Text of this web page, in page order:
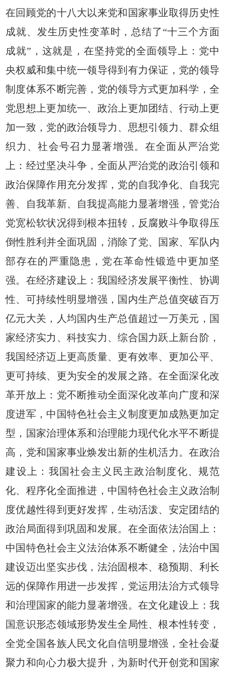
在回顾党的十八大以来党和国家事业取得历史性
成就、发生历史性变革时，总结了“十三个方面
成就”，这就是，在坚持党的全面领导上：党中
央权威和集中统一领导得到有力保证，党的领导
制度体系不断完善，党的领导方式更加科学，全
党思想上更加统一、政治上更加团结、行动上更
加一致，党的政治领导力、思想引领力、群众组
织力、社会号召力显著增强。在全面从严治党
上：经过坚决斗争，全面从严治党的政治引领和
政治保障作用充分发挥，党的自我净化、自我完
善、自我革新、自我提高能力显著增强，管党治
党宽松软状况得到根本扭转，反腐败斗争取得压
倒性胜利并全面巩固，消除了党、国家、军队内
部存在的严重隐患，党在革命性锻造中更加坚
强。在经济建设上：我国经济发展平衡性、协调
性、可持续性明显增强，国内生产总值突破百万
亿元大关，人均国内生产总值超过一万美元，国
家经济实力、科技实力、综合国力跃上新台阶，
我国经济迈上更高质量、更有效率、更加公平、
更可持续、更为安全的发展之路。在全面深化改
革开放上：党不断推动全面深化改革向广度和深
度进军，中国特色社会主义制度更加成熟更加定
型，国家治理体系和治理能力现代化水平不断提
高，党和国家事业焕发出新的生机活力。在政治
建设上：我国社会主义民主政治制度化、规范
化、程序化全面推进，中国特色社会主义政治制
度优越性得到更好发挥，生动活泼、安定团结的
政治局面得到巩固和发展。在全面依法治国上：
中国特色社会主义法治体系不断健全，法治中国
建设迈出坚实步伐，法治固根本、稳预期、利长
远的保障作用进一步发挥，党运用法治方式领导
和治理国家的能力显著增强。在文化建设上：我
国意识形态领域形势发生全局性、根本性转变，
全党全国各族人民文化自信明显增强，全社会凝
聚力和向心力极大提升，为新时代开创党和国家